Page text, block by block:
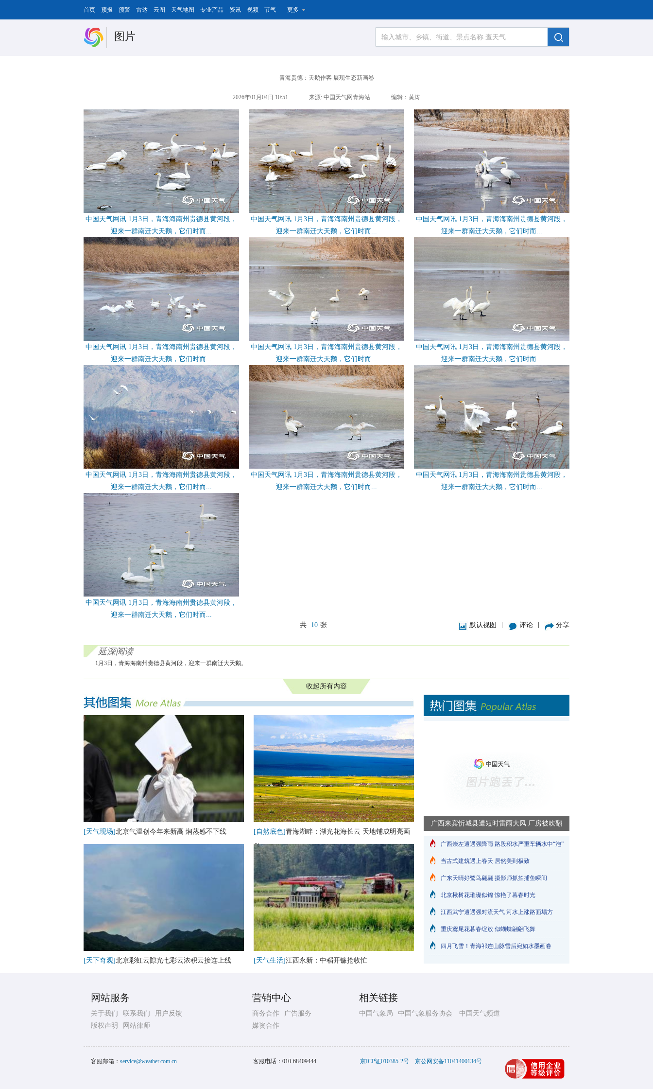
首页 预报 预警 雷达 云图 天气地图 专业产品 资讯 视频 节气 更多
图片
青海贵德：天鹅作客 展现生态新画卷
2026年01月04日 10:51 来源: 中国天气网青海站 编辑：黄涛
中国天气网讯 1月3日，青海海南州贵德县黄河段，
迎来一群南迁大天鹅，它们时而...
中国天气网讯 1月3日，青海海南州贵德县黄河段，
迎来一群南迁大天鹅，它们时而...
中国天气网讯 1月3日，青海海南州贵德县黄河段，
迎来一群南迁大天鹅，它们时而...
中国天气网讯 1月3日，青海海南州贵德县黄河段，
迎来一群南迁大天鹅，它们时而...
中国天气网讯 1月3日，青海海南州贵德县黄河段，
迎来一群南迁大天鹅，它们时而...
中国天气网讯 1月3日，青海海南州贵德县黄河段，
迎来一群南迁大天鹅，它们时而...
中国天气网讯 1月3日，青海海南州贵德县黄河段，
迎来一群南迁大天鹅，它们时而...
中国天气网讯 1月3日，青海海南州贵德县黄河段，
迎来一群南迁大天鹅，它们时而...
中国天气网讯 1月3日，青海海南州贵德县黄河段，
迎来一群南迁大天鹅，它们时而...
中国天气网讯 1月3日，青海海南州贵德县黄河段，
迎来一群南迁大天鹅，它们时而...
共
10 张 默认视图 评论 分享
延深阅读
1月3日，青海海南州贵德县黄河段，迎来一群南迁大天鹅。
收起所有内容
[天气现场]北京气温创今年来新高 焖蒸感不下线 [自然底色]青海湖畔：湖光花海长云 天地铺成明亮画
卷
[天下奇观]北京彩虹云隙光七彩云浓积云接连上线 [天气生活]江西永新：中稻开镰抢收忙
广西来宾忻城县遭短时雷雨大风 厂房被吹翻
烟台天气一天三变 降雨冰雹降雪轮番登场
广西崇左遭遇强降雨 路段积水严重车辆水中“泡”​
当古式建筑遇上春天 居然美到极致
广东天晴好鹭鸟翩翩 摄影师抓拍捕鱼瞬间
北京楸树花璀璨似锦 惊艳了暮春时光
江西武宁遭遇强对流天气 河水上涨路面塌方
重庆鸢尾花暮春绽放 似蝴蝶翩翩飞舞
四月飞雪！青海祁连山脉雪后宛如水墨画卷
网站服务
关于我们 联系我们
用户反馈
版权声明
网站律师
营销中心
商务合作
广告服务
媒资合作
相关链接
中国气象局 中国气象服务协会 中国天气频道
客服邮箱： service@weather.com.cn 客服电话： 010-68409444 京ICP证010385-2号 京公网安备11041400134号